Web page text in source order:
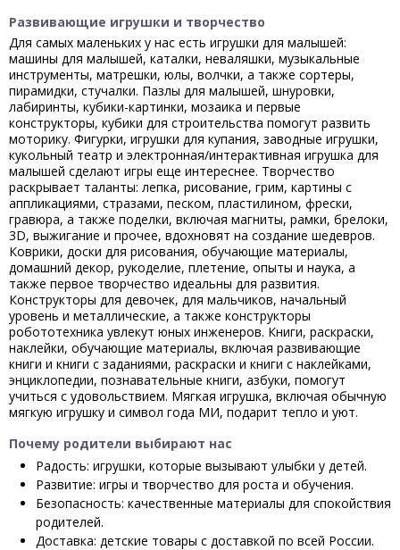
Развивающие игрушки и творчество
Для самых маленьких у нас есть игрушки для малышей:
машины для малышей, каталки, неваляшки, музыкальные
инструменты, матрешки, юлы, волчки, а также сортеры,
пирамидки, стучалки. Пазлы для малышей, шнуровки,
лабиринты, кубики-картинки, мозаика и первые
конструкторы, кубики для строительства помогут развить
моторику. Фигурки, игрушки для купания, заводные игрушки,
кукольный театр и электронная/интерактивная игрушка для
малышей сделают игры еще интереснее. Творчество
раскрывает таланты: лепка, рисование, грим, картины с
аппликациями, стразами, песком, пластилином, фрески,
гравюра, а также поделки, включая магниты, рамки, брелоки,
3D, выжигание и прочее, вдохновят на создание шедевров.
Коврики, доски для рисования, обучающие материалы,
домашний декор, рукоделие, плетение, опыты и наука, а
также первое творчество идеальны для развития.
Конструкторы для девочек, для мальчиков, начальный
уровень и металлические, а также конструкторы
робототехника увлекут юных инженеров. Книги, раскраски,
наклейки, обучающие материалы, включая развивающие
книги и книги с заданиями, раскраски и книги с наклейками,
энциклопедии, познавательные книги, азбуки, помогут
учиться с удовольствием. Мягкая игрушка, включая обычную
мягкую игрушку и символ года МИ, подарит тепло и уют.
Почему родители выбирают нас
Радость: игрушки, которые вызывают улыбки у детей.
Развитие: игры и творчество для роста и обучения.
Безопасность: качественные материалы для спокойствия
родителей.
Доставка: детские товары с доставкой по всей России.